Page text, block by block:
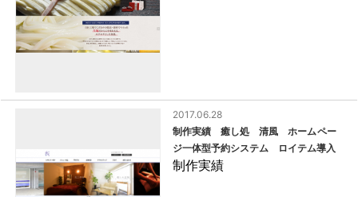
制作実績 癒し処 清風 ホームペー
ジ一体型予約システム ロイテム導入
制作実績
2017.06.28